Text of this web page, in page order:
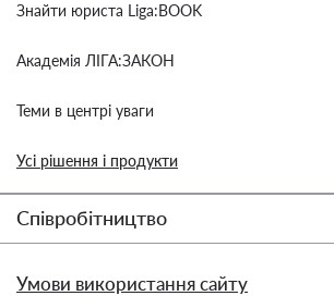
Знайти юриста Liga:BOOK
Академія ЛІГА:ЗАКОН
Теми в центрі уваги
Усі рішення і продукти
Співробітництво
Умови використання сайту